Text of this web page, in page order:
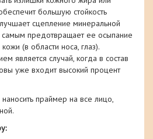
большую стойкость
сцепление минеральной
самым предотвращает ее осыпание
(в области носа, глаз).
является случай, когда в состав
уже входит высокий процент
праймер на все лицо,